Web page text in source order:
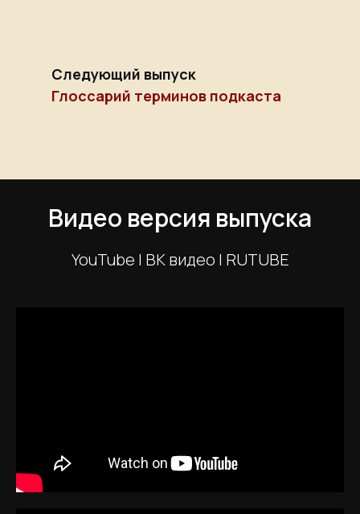
Следующий выпуск
Глоссарий терминов подкаста
Видео версия выпуска
YouTube | ВК видео | RUTUBE